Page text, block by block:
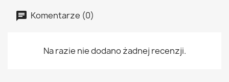
Komentarze (0)
Na razie nie dodano żadnej recenzji.